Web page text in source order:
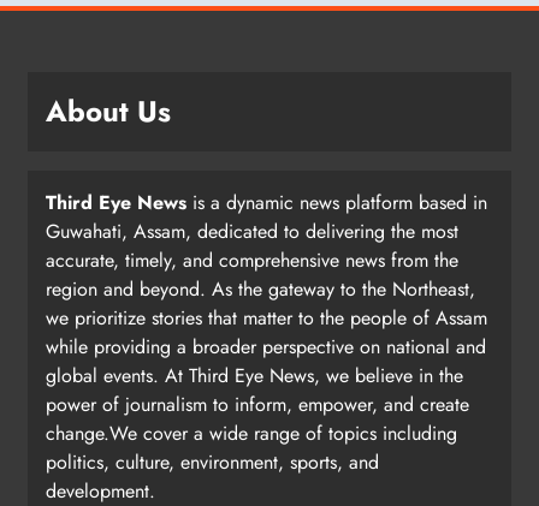
About Us
Third Eye News is a dynamic news platform based in
Guwahati, Assam, dedicated to delivering the most
accurate, timely, and comprehensive news from the
region and beyond. As the gateway to the Northeast,
we prioritize stories that matter to the people of Assam
while providing a broader perspective on national and
global events. At Third Eye News, we believe in the
power of journalism to inform, empower, and create
change.We cover a wide range of topics including
politics, culture, environment, sports, and
development.